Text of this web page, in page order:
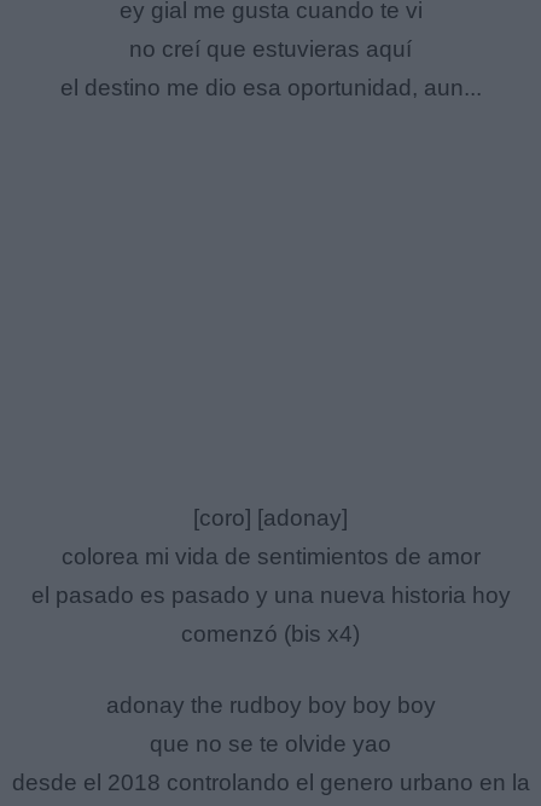
ey gial me gusta cuando te vi
no creí que estuvieras aquí
el destino me dio esa oportunidad, aun...
[coro] [adonay]
colorea mi vida de sentimientos de amor
el pasado es pasado y una nueva historia hoy
comenzó (bis x4)
adonay the rudboy boy boy boy
que no se te olvide yao
desde el 2018 controlando el genero urbano en la